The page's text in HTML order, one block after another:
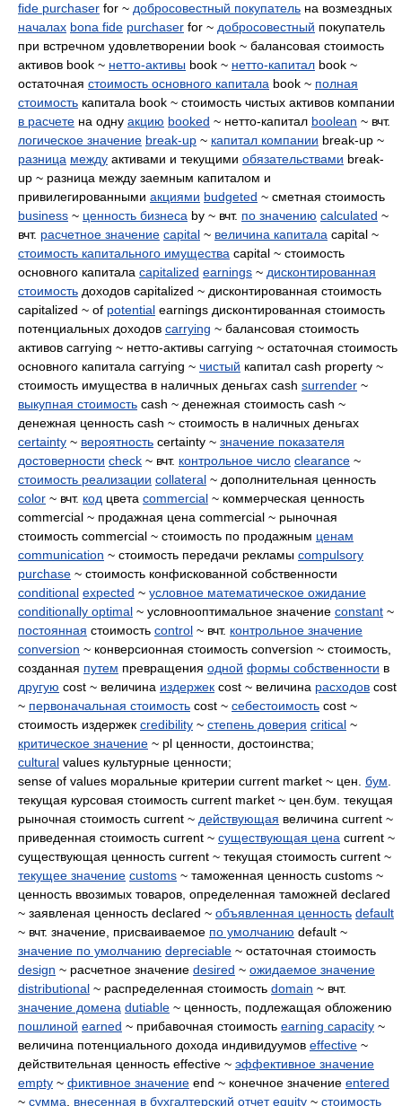
fide purchaser for ~ добросовестный покупатель на возмездных
началах bona fide purchaser for ~ добросовестный покупатель
при встречном удовлетворении book ~ балансовая стоимость
активов book ~ нетто-активы book ~ нетто-капитал book ~
остаточная стоимость основного капитала book ~ полная
стоимость капитала book ~ стоимость чистых активов компании
в расчете на одну акцию booked ~ нетто-капитал boolean ~ вчт.
логическое значение break-up ~ капитал компании break-up ~
разница между активами и текущими обязательствами break-
up ~ разница между заемным капиталом и
привилегированными акциями budgeted ~ сметная стоимость
business ~ ценность бизнеса by ~ вчт. по значению calculated ~
вчт. расчетное значение capital ~ величина капитала capital ~
стоимость капитального имущества capital ~ стоимость
основного капитала capitalized earnings ~ дисконтированная
стоимость доходов capitalized ~ дисконтированная стоимость
capitalized ~ of potential earnings дисконтированная стоимость
потенциальных доходов carrying ~ балансовая стоимость
активов carrying ~ нетто-активы carrying ~ остаточная стоимость
основного капитала carrying ~ чистый капитал cash property ~
стоимость имущества в наличных деньгах cash surrender ~
выкупная стоимость cash ~ денежная стоимость cash ~
денежная ценность cash ~ стоимость в наличных деньгах
certainty ~ вероятность certainty ~ значение показателя
достоверности check ~ вчт. контрольное число clearance ~
стоимость реализации collateral ~ дополнительная ценность
color ~ вчт. код цвета commercial ~ коммерческая ценность
commercial ~ продажная цена commercial ~ рыночная
стоимость commercial ~ стоимость по продажным ценам
communication ~ стоимость передачи рекламы compulsory
purchase ~ стоимость конфискованной собственности
conditional expected ~ условное математическое ожидание
conditionally optimal ~ условнооптимальное значение constant ~
постоянная стоимость control ~ вчт. контрольное значение
conversion ~ конверсионная стоимость conversion ~ стоимость,
созданная путем превращения одной формы собственности в
другую cost ~ величина издержек cost ~ величина расходов cost
~ первоначальная стоимость cost ~ себестоимость cost ~
стоимость издержек credibility ~ степень доверия critical ~
критическое значение ~ pl ценности, достоинства;
cultural values культурные ценности;
sense of values моральные критерии current market ~ цен. бум
текущая курсовая стоимость current market ~ цен.бум. текущая
рыночная стоимость current ~ действующая величина current ~
приведенная стоимость current ~ существующая цена current ~
существующая ценность current ~ текущая стоимость current ~
текущее значение customs ~ таможенная ценность customs ~
ценность ввозимых товаров, определенная таможней declared
~ заявленая ценность declared ~ объявленная ценность default
~ вчт. значение, присваиваемое по умолчанию default ~
значение по умолчанию depreciable ~ остаточная стоимость
design ~ расчетное значение desired ~ ожидаемое значение
distributional ~ распределенная стоимость domain ~ вчт.
значение домена dutiable ~ ценность, подлежащая обложению
пошлиной earned ~ прибавочная стоимость earning capacity ~
величина потенциального дохода индивидуумов effective ~
действительная ценность effective ~ эффективное значение
empty ~ фиктивное значение end ~ конечное значение entered
~ сумма внесенная в бухгалтерский отчет equity ~ стоимость